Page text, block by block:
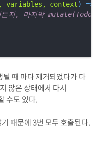
variables, context) =>
지, 마지막
때 마다 제거되었다가 다
않은 상태에서 다시
수도 있다.
때문에 3번 모두 호출된다.